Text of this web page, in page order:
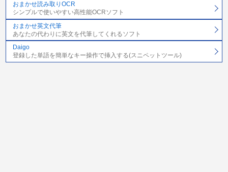
おまかせ読み取りOCR
シンプルで使いやすい高性能OCRソフト
おまかせ英文代筆
あなたの代わりに英文を代筆してくれるソフト
Daigo
登録した単語を簡単なキー操作で挿入する(スニペットツール)